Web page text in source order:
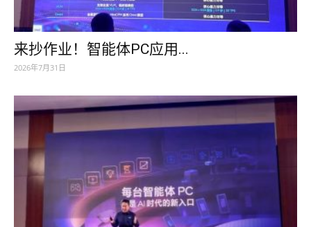
来抄作业！智能体PC应用...
2026年7月31日